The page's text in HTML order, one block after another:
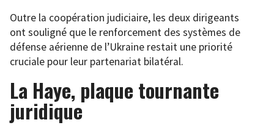
Outre la coopération judiciaire, les deux dirigeants
ont souligné que le renforcement des systèmes de
défense aérienne de l’Ukraine restait une priorité
cruciale pour leur partenariat bilatéral.
La Haye, plaque tournante
juridique